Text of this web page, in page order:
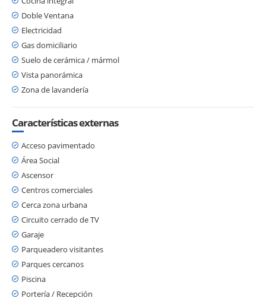
Doble Ventana
Electricidad
Gas domiciliario
Suelo de cerámica / mármol
Vista panorámica
Zona de lavandería
Características externas
Acceso pavimentado
Área Social
Ascensor
Centros comerciales
Cerca zona urbana
Circuito cerrado de TV
Garaje
Parqueadero visitantes
Parques cercanos
Piscina
Portería / Recepción